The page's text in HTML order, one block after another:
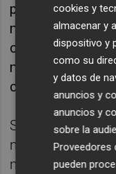
pensaron que
maquinista,
cree que el
medida que se
circunstancias.
Según el relato
maquinista paró
momento
cookies y
almacenar y
dispositivo y
como su
y datos de
anuncios y
anuncios y
sobre la
Proveedores
pueden